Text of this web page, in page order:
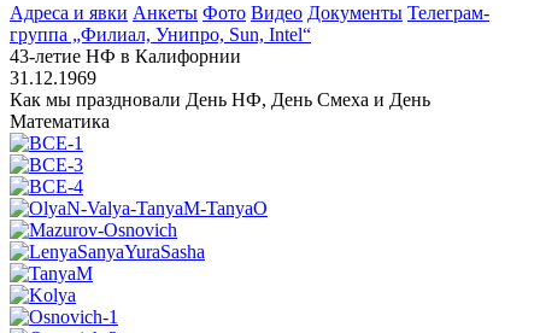
Адреса и явки Анкеты Фото Видео Документы Телеграм-
группа „Филиал, Унипро, Sun, Intel“
43-летие НФ в Калифорнии
31.12.1969
Как мы праздновали День НФ, День Смеха и День
Математика